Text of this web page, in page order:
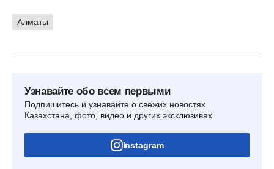
Алматы
Узнавайте обо всем первыми
Подпишитесь и узнавайте о свежих новостях
Казахстана, фото, видео и других эксклюзивах
Instagram